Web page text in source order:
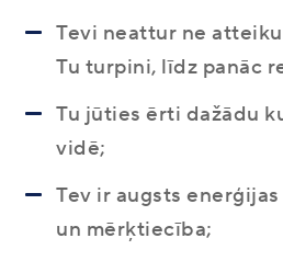
Tevi neattur ne
Tu turpini, līdz panāc
Tu jūties ērti dažādu
vidē;
Tev ir augsts
un mērķtiecība;